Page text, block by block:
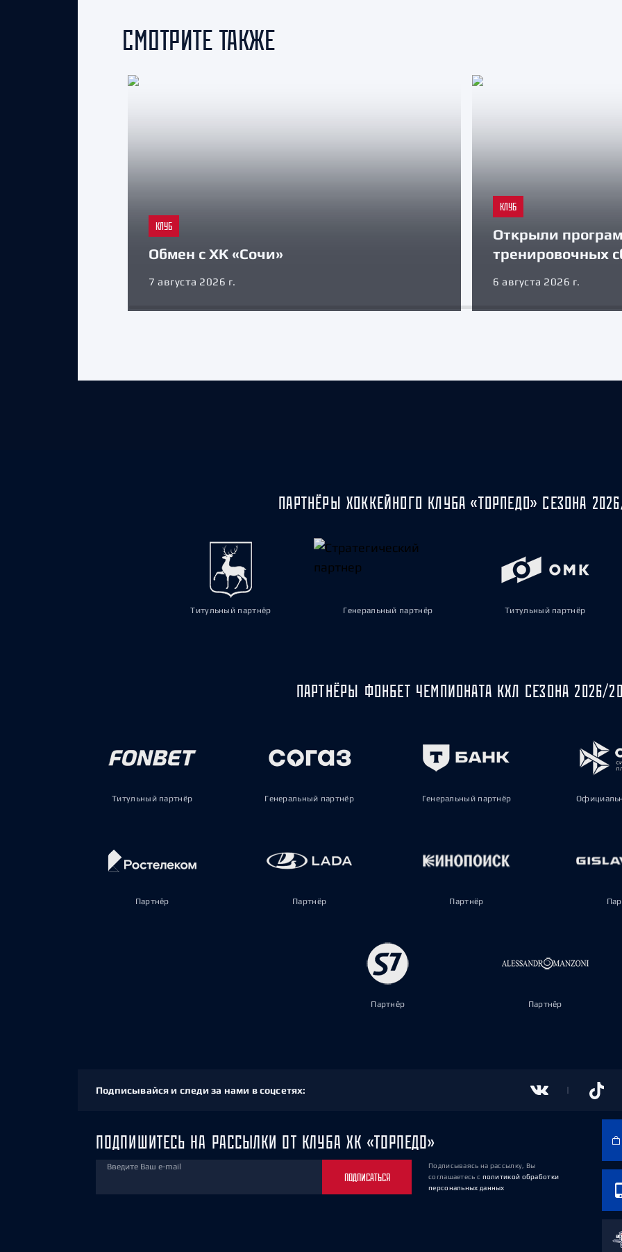
СМОТРИТЕ ТАКЖЕ
КЛУБ
Обмен с ХК «Сочи»
7 августа 2026 г.
КЛУБ
Открыли
тренировочных
6 августа 2026 г.
ПАРТНЁРЫ ХОККЕЙНОГО КЛУБА «ТОРПЕДО» СЕЗОНА
Титульный партнёр Генеральный партнёр Титульный партнёр
ПАРТНЁРЫ ФОНБЕТ ЧЕМПИОНАТА КХЛ СЕЗОНА 2026/
Титульный партнёр Генеральный партнёр Генеральный партнёр
Партнёр Партнёр Партнёр
Партнёр Партнёр
Подписывайся и следи за нами в соцсетях:
ПОДПИШИТЕСЬ НА РАССЫЛКИ ОТ КЛУБА ХК «ТОРПЕДО»
Введите Ваш e-mail
ПОДПИСАТЬСЯ
Подписываясь на рассылку, Вы
соглашаетесь с политикой обработки
персональных данных